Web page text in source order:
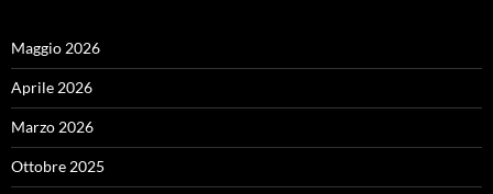
Maggio 2026
Aprile 2026
Marzo 2026
Ottobre 2025